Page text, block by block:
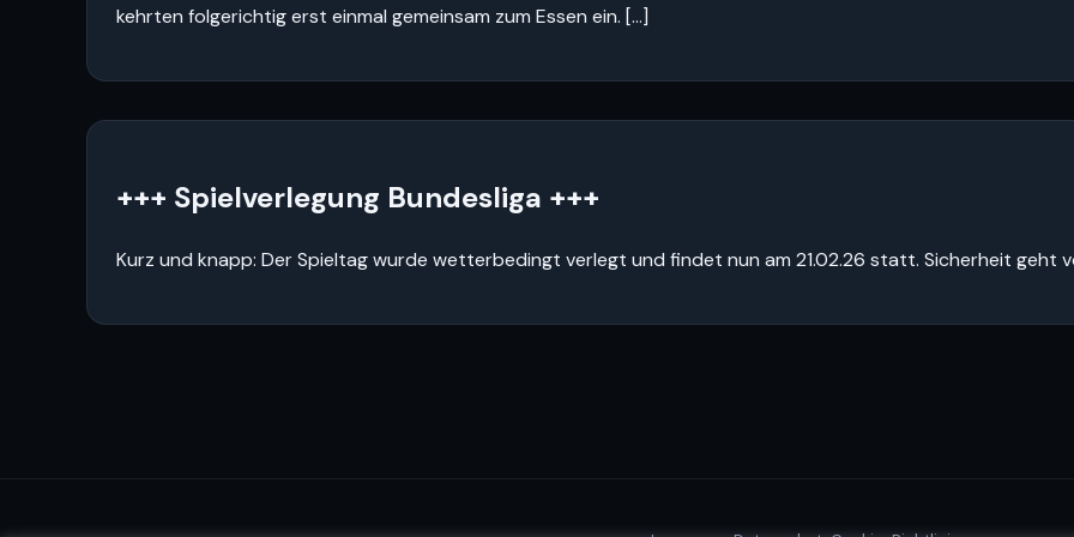
kehrten folgerichtig erst einmal gemeinsam zum Essen ein. […]
+++ Spielverlegung Bundesliga +++
Kurz und knapp: Der Spieltag wurde wetterbedingt verlegt und findet nun am 21.02.26 statt. Sicherheit geht